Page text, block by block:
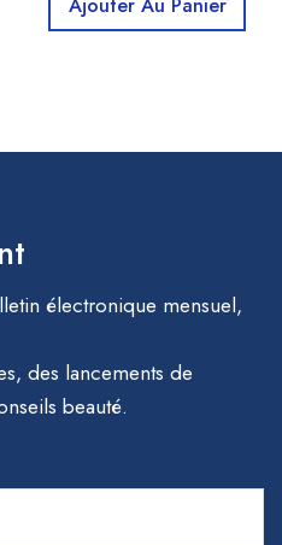
Ajouter Au Panier
électronique mensuel,
des lancements de
beauté.